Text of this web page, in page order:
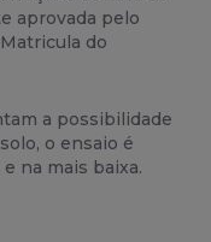
aprovada pelo
do
a possibilidade
o ensaio é
na mais baixa.